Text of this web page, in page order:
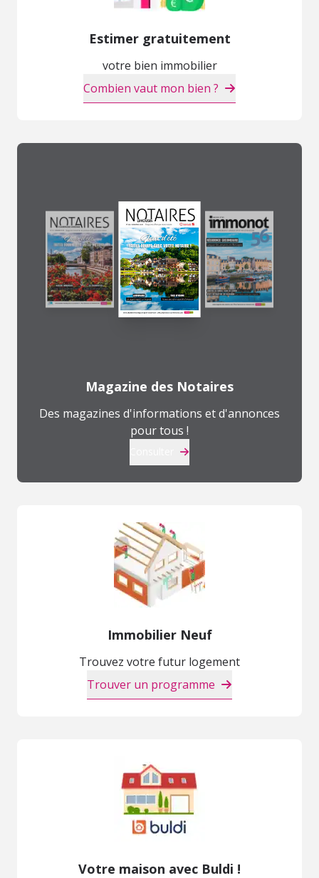
Estimer gratuitement
votre bien immobilier
Combien vaut mon bien ?
Magazine des Notaires
Des magazines d'informations et d'annonces
pour tous !
Immobilier Neuf
Trouvez votre futur logement
Trouver un programme
Votre maison avec Buldi !